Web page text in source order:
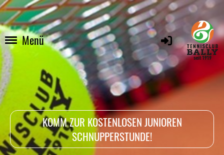
Menü
KOMM ZUR KOSTENLOSEN JUNIOREN
SCHNUPPERSTUNDE!